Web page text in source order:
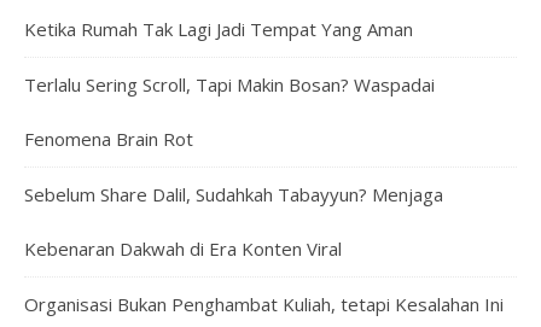
Ketika Rumah Tak Lagi Jadi Tempat Yang Aman
Terlalu Sering Scroll, Tapi Makin Bosan? Waspadai
Fenomena Brain Rot
Sebelum Share Dalil, Sudahkah Tabayyun? Menjaga
Kebenaran Dakwah di Era Konten Viral
Organisasi Bukan Penghambat Kuliah, tetapi Kesalahan Ini